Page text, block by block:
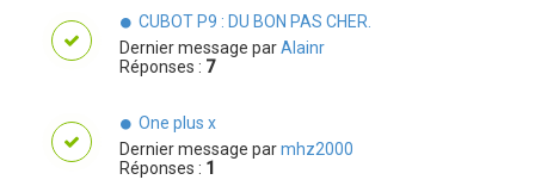
CUBOT P9 : DU BON PAS CHER.
Dernier message parAlainr
Réponses : 7
One plus x
Dernier message parmhz2000
Réponses : 1